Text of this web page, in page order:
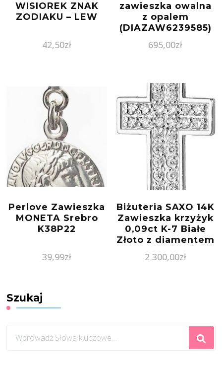
WISIOREK ZNAK
ZODIAKU – LEW
42,50zł
zawieszka owalna
z opalem
(DIAZAW6239585)
695,00zł
Perlove Zawieszka
MONETA Srebro
K38P22
39,99zł
Biżuteria SAXO 14K
Zawieszka krzyżyk
0,09ct K-7 Białe
Złoto z diamentem
2 300,00zł
Szukaj
czegoś?